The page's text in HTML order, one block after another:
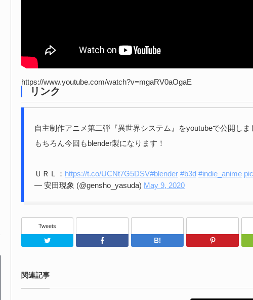
https://www.youtube.com/watch?v=mgaRV0aOgaE
リンク
自主制作アニメ第二弾『異世界システム』をyoutubeで公開しま
もちろん今回もblender製になります！
ＵＲＬ： https://t.co/UCNt7G5DSV#blender #b3d #indie_anime
— 安田現象 (@gensho_yasuda) May 9, 2020
Tweets
Twitter Facebook はてなブック
関連記事